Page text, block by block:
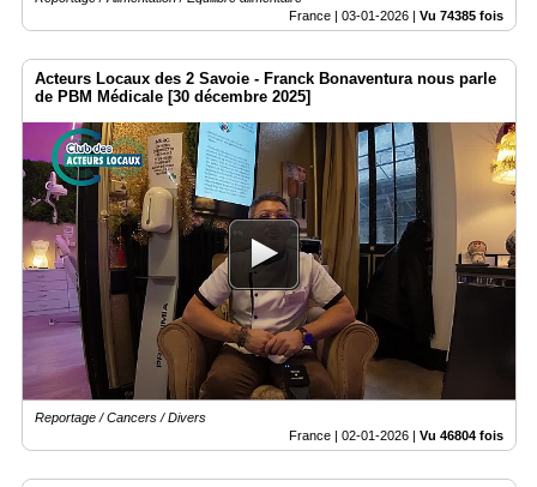
France | 03-01-2026 Vu 74385 fois
Acteurs Locaux des 2 Savoie - Franck Bonaventura nous parle
de PBM Médicale [30 décembre 2025]
Reportage / Cancers / Divers
France | 02-01-2026 | Vu 46804 fois